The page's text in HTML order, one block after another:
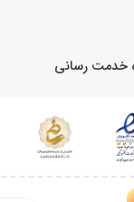
خدمت رسانی